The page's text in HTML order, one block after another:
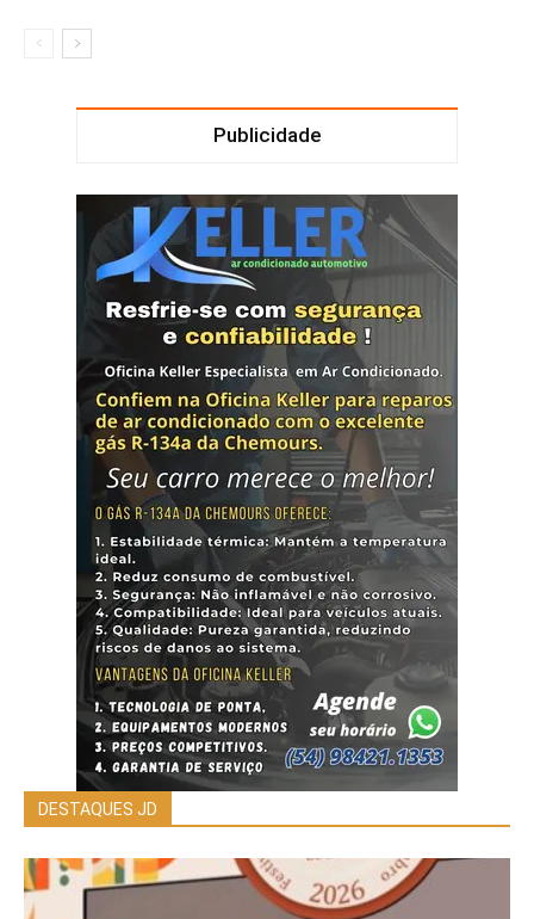
Publicidade
DESTAQUES JD